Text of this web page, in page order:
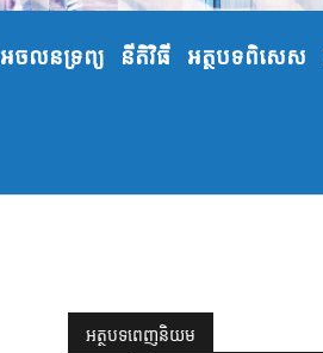
អចលនទ្រព្យ នីតិវិធី អត្ថបទពិសេស
អត្ថបទពេញនិយម